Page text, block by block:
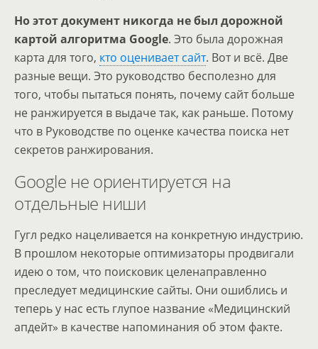
Но этот документ никогда не был дорожной
картой алгоритма Google. Это была дорожная
карта для того, кто оценивает сайт. Вот и всё. Две
разные вещи. Это руководство бесполезно для
того, чтобы пытаться понять, почему сайт больше
не ранжируется в выдаче так, как раньше. Потому
что в Руководстве по оценке качества поиска нет
секретов ранжирования.
Google не ориентируется на
отдельные ниши
Гугл редко нацеливается на конкретную индустрию.
В прошлом некоторые оптимизаторы продвигали
идею о том, что поисковик целенаправленно
преследует медицинские сайты. Они ошиблись и
теперь у нас есть глупое название «Медицинский
апдейт» в качестве напоминания об этом факте.